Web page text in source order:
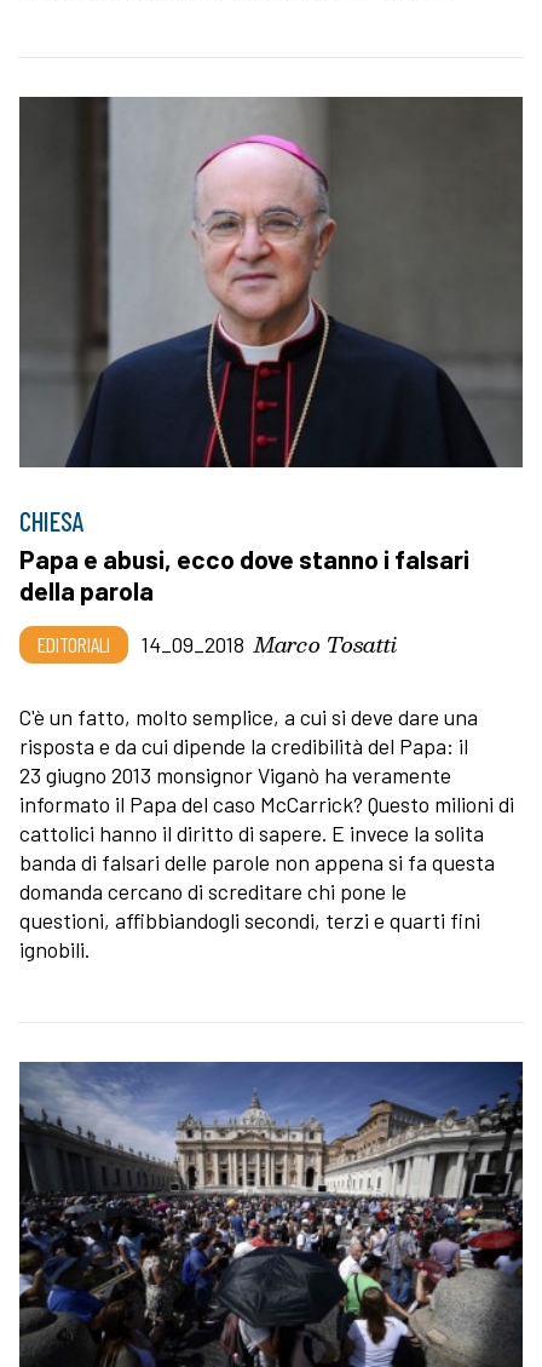
CHIESA
Papa e abusi, ecco dove stanno i falsari
della parola
EDITORIALI 14_09_2018 Marco Tosatti
C'è un fatto, molto semplice, a cui si deve dare una
risposta e da cui dipende la credibilità del Papa: il
23 giugno 2013 monsignor Viganò ha veramente
informato il Papa del caso McCarrick? Questo milioni di
cattolici hanno il diritto di sapere. E invece la solita
banda di falsari delle parole non appena si fa questa
domanda cercano di screditare chi pone le
questioni, affibbiandogli secondi, terzi e quarti fini
ignobili.